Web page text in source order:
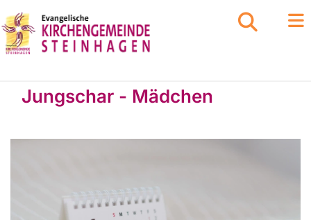
Jungschar - Mädchen